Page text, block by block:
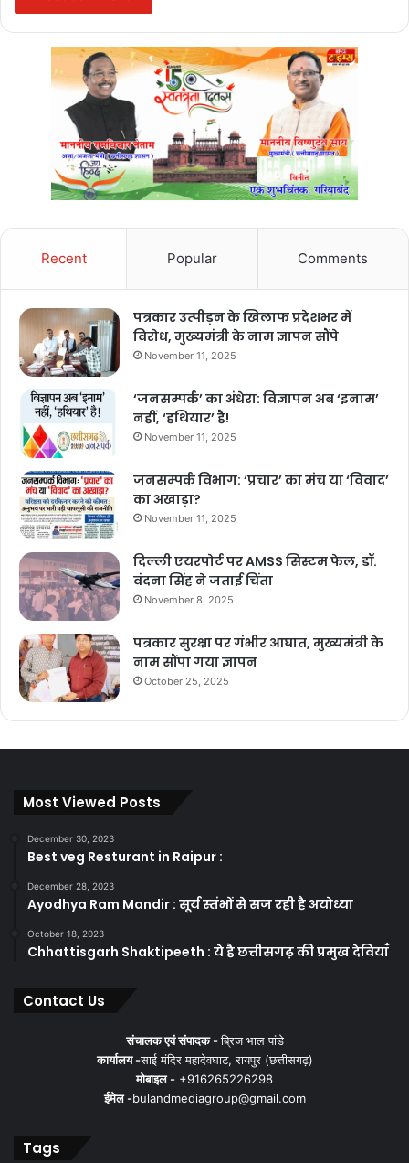
Recent Popular Comments
पत्रकार उत्पीड़न के खिलाफ प्रदेशभर में
विरोध, मुख्यमंत्री के नाम ज्ञापन सौंपे
November 11, 2025
‘जनसम्पर्क’ का अंधेरा: विज्ञापन अब ‘इनाम’
नहीं, ‘हथियार’ है!
November 11, 2025
जनसम्पर्क विभाग: ‘प्रचार’ का मंच या ‘विवाद’
का अखाड़ा?
November 11, 2025
दिल्ली एयरपोर्ट पर AMSS सिस्टम फेल, डॉ.
वंदना सिंह ने जताई चिंता
November 8, 2025
पत्रकार सुरक्षा पर गंभीर आघात, मुख्यमंत्री के
नाम सौंपा गया ज्ञापन
October 25, 2025
Most Viewed Posts
December 30, 2023
Best veg Resturant in Raipur :
December 28, 2023
Ayodhya Ram Mandir : सूर्य स्तंभों से सज रही है अयोध्या
October 18, 2023
Chhattisgarh Shaktipeeth : ये है छत्तीसगढ़ की प्रमुख देवियाँ
Contact Us
संचालक एवं संपादक -ब्रिज भाल पांडे
कार्यालय -साई मंदिर महादेवघाट, रायपुर (छत्तीसगढ़)
मोबाइल - +916265226298
ईमेल -bulandmediagroup@gmail.com
Tags